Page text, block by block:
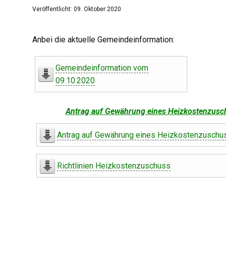
Veröffentlicht: 09. Oktober 2020
Anbei die aktuelle Gemeindeinformation:
Gemeindeinformation vom
09.10.2020
Antrag auf Gewährung eines
Antrag auf Gewährung eines
Richtlinien Heizkostenzuschuss